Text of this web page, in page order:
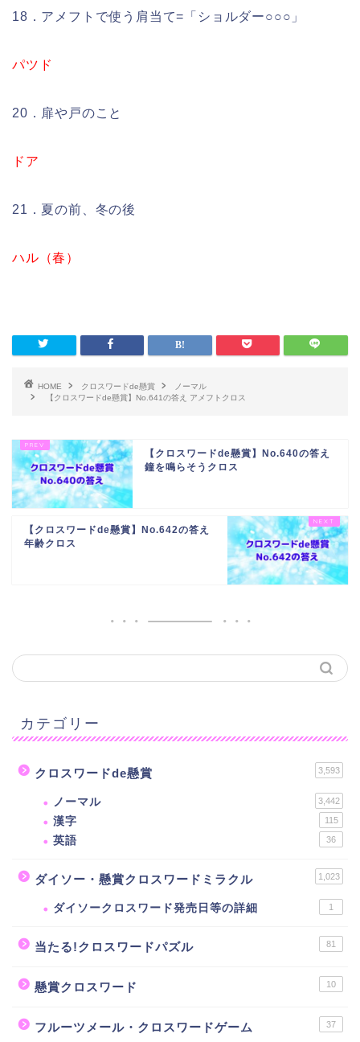
18．アメフトで使う肩当て=「ショルダー○○○」
パツド
20．扉や戸のこと
ドア
21．夏の前、冬の後
ハル（春）
HOME クロスワードde懸賞
ノーマル
【クロスワードde懸賞】No.641の答え アメフトクロス
【クロスワードde懸賞】No.640の答え
鐘を鳴らそうクロス
【クロスワードde懸賞】No.642の答え
年齢クロス
カテゴリー
クロスワードde懸賞 3,593
ノーマル 3,442
漢字 115
英語 36
ダイソー・懸賞クロスワードミラクル 1,023
ダイソークロスワード発売日等の詳細 1
当たる!クロスワードパズル 81
懸賞クロスワード 10
フルーツメール・クロスワードゲーム 37